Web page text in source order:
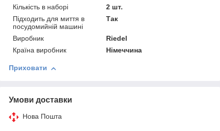
Кількість в наборі
2 шт.
Підходить для миття в
посудомийній машині
Так
Виробник
Riedel
Країна виробник
Німеччина
Приховати
Умови доставки
Нова Пошта